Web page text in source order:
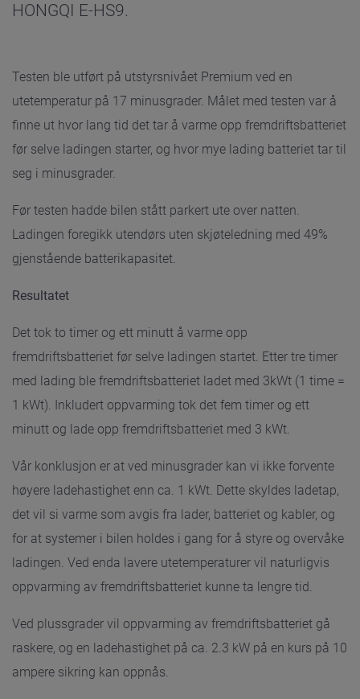
HONGQI E-HS9.
Testen ble utført på utstyrsnivået Premium ved en
utetemperatur på 17 minusgrader. Målet med testen var å
finne ut hvor lang tid det tar å varme opp fremdriftsbatteriet
før selve ladingen starter, og hvor mye lading batteriet tar til
seg i minusgrader.
Før testen hadde bilen stått parkert ute over natten.
Ladingen foregikk utendørs uten skjøteledning med 49%
gjenstående batterikapasitet.
Resultatet
Det tok to timer og ett minutt å varme opp
fremdriftsbatteriet før selve ladingen startet. Etter tre timer
med lading ble fremdriftsbatteriet ladet med 3kWt (1 time =
1 kWt). Inkludert oppvarming tok det fem timer og ett
minutt og lade opp fremdriftsbatteriet med 3 kWt.
Vår konklusjon er at ved minusgrader kan vi ikke forvente
høyere ladehastighet enn ca. 1 kWt. Dette skyldes ladetap,
det vil si varme som avgis fra lader, batteriet og kabler, og
for at systemer i bilen holdes i gang for å styre og overvåke
ladingen. Ved enda lavere utetemperaturer vil naturligvis
oppvarming av fremdriftsbatteriet kunne ta lengre tid.
Ved plussgrader vil oppvarming av fremdriftsbatteriet gå
raskere, og en ladehastighet på ca. 2.3 kW på en kurs på 10
ampere sikring kan oppnås.